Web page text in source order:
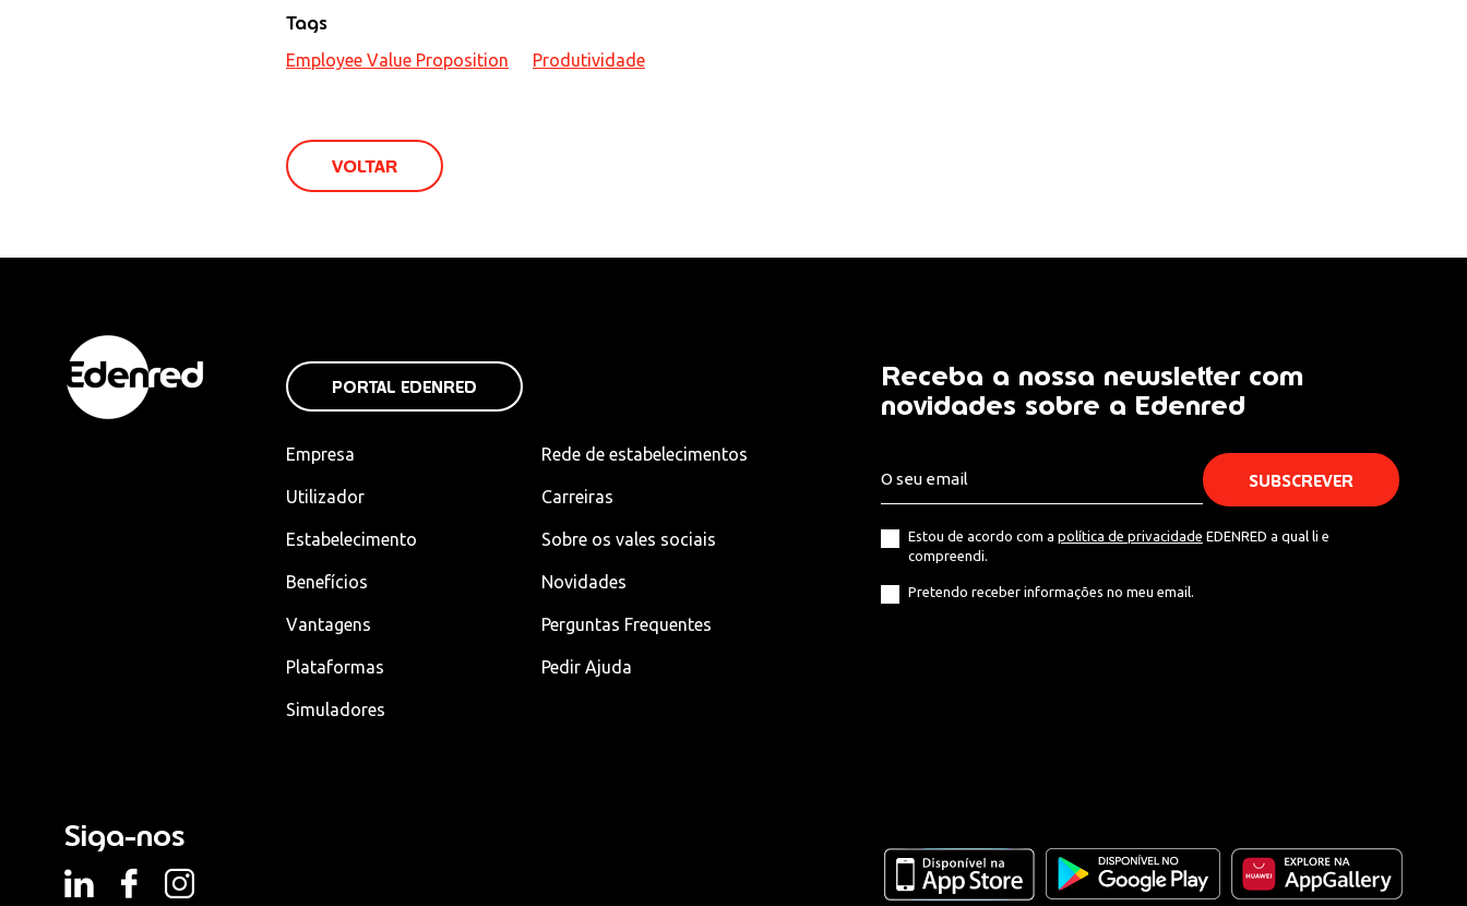
Tags
Employee Value Proposition Produtividade
VOLTAR
PORTAL EDENRED
Empresa
Utilizador
Estabelecimento
Benefícios
Vantagens
Plataformas
Simuladores
Rede de estabelecimentos
Carreiras
Sobre os vales sociais
Novidades
Perguntas Frequentes
Pedir Ajuda
Receba a nossa newsletter com
novidades sobre a Edenred
Estou de acordo com a política de privacidade EDENRED a qual li e
compreendi.
Pretendo receber informações no meu email.
Siga-nos